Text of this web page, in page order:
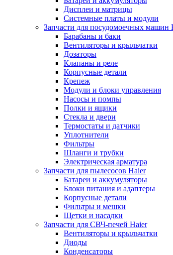
Дисплеи и матрицы
Системные платы и модули
Запчасти для посудомоечных машин
Барабаны и баки
Вентиляторы и крыльчатки
Дозаторы
Клапаны и реле
Корпусные детали
Крепеж
Модули и блоки управления
Насосы и помпы
Полки и ящики
Стекла и двери
Термостаты и датчики
Уплотнители
Фильтры
Шланги и трубки
Электрическая арматура
Запчасти для пылесосов Haier
Батареи и аккумуляторы
Блоки питания и адаптеры
Корпусные детали
Фильтры и мешки
Щетки и насадки
Запчасти для СВЧ-печей Haier
Вентиляторы и крыльчатки
Диоды
Конденсаторы